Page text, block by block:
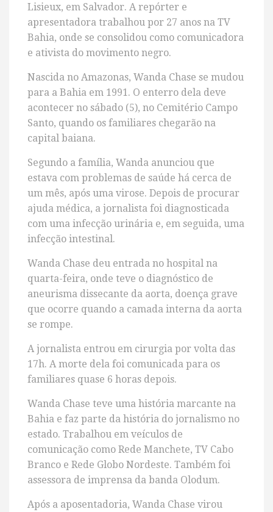
Lisieux, em Salvador. A repórter e
apresentadora trabalhou por 27 anos na TV
Bahia, onde se consolidou como comunicadora
e ativista do movimento negro.
Nascida no Amazonas, Wanda Chase se mudou
para a Bahia em 1991. O enterro dela deve
acontecer no sábado (5), no Cemitério Campo
Santo, quando os familiares chegarão na
capital baiana.
Segundo a família, Wanda anunciou que
estava com problemas de saúde há cerca de
um mês, após uma virose. Depois de procurar
ajuda médica, a jornalista foi diagnosticada
com uma infecção urinária e, em seguida, uma
infecção intestinal.
Wanda Chase deu entrada no hospital na
quarta-feira, onde teve o diagnóstico de
aneurisma dissecante da aorta, doença grave
que ocorre quando a camada interna da aorta
se rompe.
A jornalista entrou em cirurgia por volta das
17h. A morte dela foi comunicada para os
familiares quase 6 horas depois.
Wanda Chase teve uma história marcante na
Bahia e faz parte da história do jornalismo no
estado. Trabalhou em veículos de
comunicação como Rede Manchete, TV Cabo
Branco e Rede Globo Nordeste. Também foi
assessora de imprensa da banda Olodum.
Após a aposentadoria, Wanda Chase virou